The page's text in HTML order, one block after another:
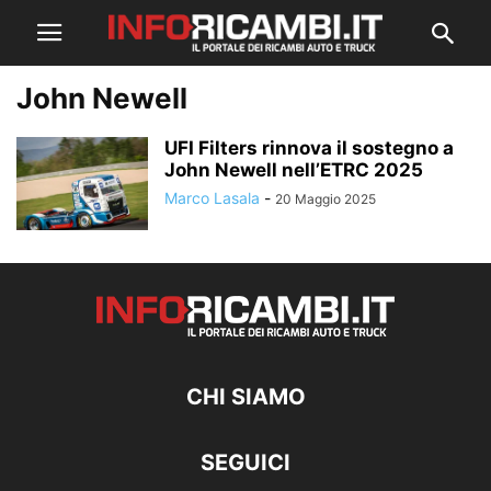
John Newell
UFI Filters rinnova il sostegno a
John Newell nell’ETRC 2025
Marco Lasala - 20 Maggio 2025
CHI SIAMO
SEGUICI